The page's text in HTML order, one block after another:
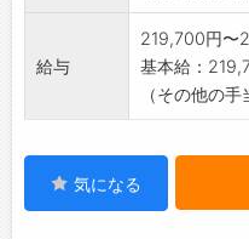
給与
219,700円〜
基本給：
（その他の
気になる